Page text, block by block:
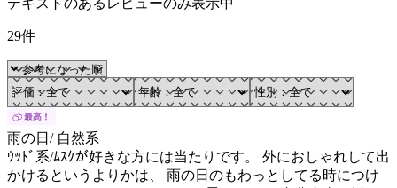
29件
雨の日/ 自然系
ｳｯﾄﾞ系/ﾑｽｸが好きな方には当たりです。 外におしゃれして出
かけるというよりかは、 雨の日のもわっとしてる時につけ